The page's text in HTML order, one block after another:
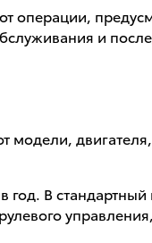
операции,
и
год. В